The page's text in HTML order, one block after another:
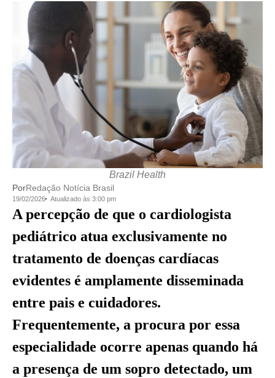
Brazil Health
PorRedação Notícia Brasil
19/02/2026 Atualizado às 3:00 pm
A percepção de que o cardiologista
pediátrico atua exclusivamente no
tratamento de doenças cardíacas
evidentes é amplamente disseminada
entre pais e cuidadores.
Frequentemente, a procura por essa
especialidade ocorre apenas quando há
a presença de um sopro detectado, um